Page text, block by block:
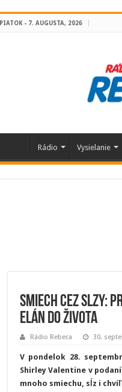
PIATOK - 7. AUGUSTA, 2026
Rádio Vysielanie
Smiech cez slzy:
elán do života
Rádio Rebeca 30.
V pondelok 28.
Shirley Valentine v
mnoho smiechu, sĺz i